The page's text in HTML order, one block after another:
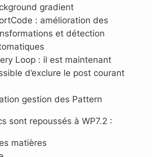
gradient
: amélioration des
et détection
Loop : il est maintenant
d’exclure le post courant
gestion des Pattern
sont repoussés à WP7.2 :
matières